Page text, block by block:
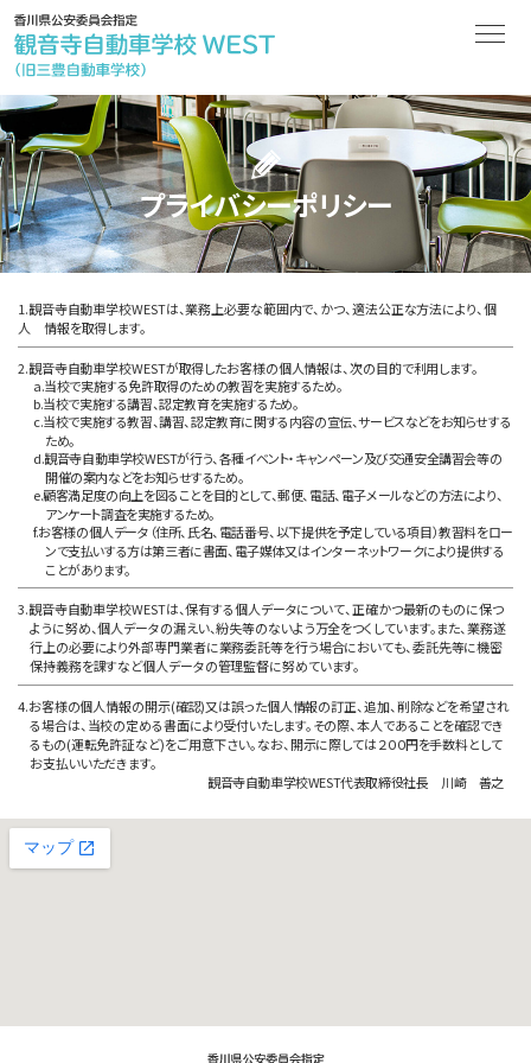
プライバシーポリシー
1.観音寺自動車学校WESTは、業務上必要な範囲内で、かつ、適法公正な方法により、個
人 情報を取得します。
2.観音寺自動車学校WESTが取得したお客様の個人情報は、次の目的で利用します。
a.当校で実施する免許取得のための教習を実施するため。
b.当校で実施する講習、認定教育を実施するため。
c.当校で実施する教習、講習、認定教育に関する内容の宣伝、サービスなどをお知らせする
ため。
d.観音寺自動車学校WESTが行う、各種イベント・キャンペーン及び交通安全講習会等の
開催の案内などをお知らせするため。
e.顧客満足度の向上を図ることを目的として、郵便、電話、電子メールなどの方法により、
アンケート調査を実施するため。
f.お客様の個人データ（住所、氏名、電話番号、以下提供を予定している項目）教習料をロー
ンで支払いする方は第三者に書面、電子媒体又はインターネットワークにより提供する
ことがあります。
3.観音寺自動車学校WESTは、保有する個人データについて、正確かつ最新のものに保つ
ように努め、個人データの漏えい、紛失等のないよう万全をつくしています。また、業務遂
行上の必要により外部専門業者に業務委託等を行う場合においても、委託先等に機密
保持義務を課すなど個人データの管理監督に努めています。
4.お客様の個人情報の開示(確認)又は誤った個人情報の訂正、追加、削除などを希望され
る場合は、当校の定める書面により受付いたします。その際、本人であることを確認でき
るもの(運転免許証など)をご用意下さい。なお、開示に際しては２００円を手数料として
お支払いいただきます。
観音寺自動車学校WEST代表取締役社長 川崎 善之